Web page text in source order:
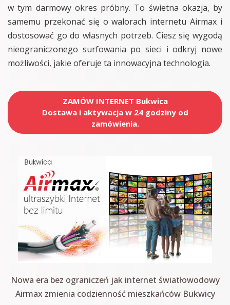
w tym darmowy okres próbny. To świetna okazja, by
samemu przekonać się o walorach internetu Airmax i
dostosować go do własnych potrzeb. Ciesz się wygodą
nieograniczonego surfowania po sieci i odkryj nowe
możliwości, jakie oferuje ta innowacyjna technologia.
ZAMÓW INTERNET Bukwica
Dostawa i aktywacja w 24 godziny od
zamówienia.
Nowa era bez ograniczeń jak internet światłowodowy
Airmax zmienia codzienność mieszkańców Bukwicy